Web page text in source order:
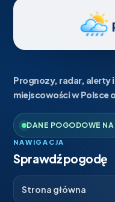
Prognozy, radar, alerty
miejscowości w Polsce
DANE POGODOWE NA
NAWIGACJA
Sprawdź pogodę
Strona główna